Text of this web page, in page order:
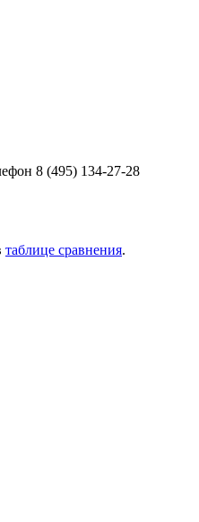
8 (495) 134-27-28
таблице сравнения.